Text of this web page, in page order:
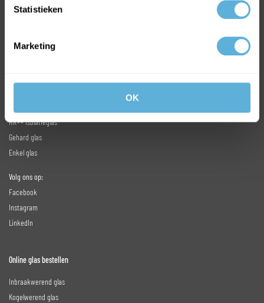
Statistieken
Marketing
OK
INFO@GLASKONING.BE
HR++ isolatieglas
Gehard glas
Enkel glas
Volg ons op:
Facebook
Instagram
LinkedIn
Online glas bestellen
Inbraakwerend glas
Kogelwerend glas